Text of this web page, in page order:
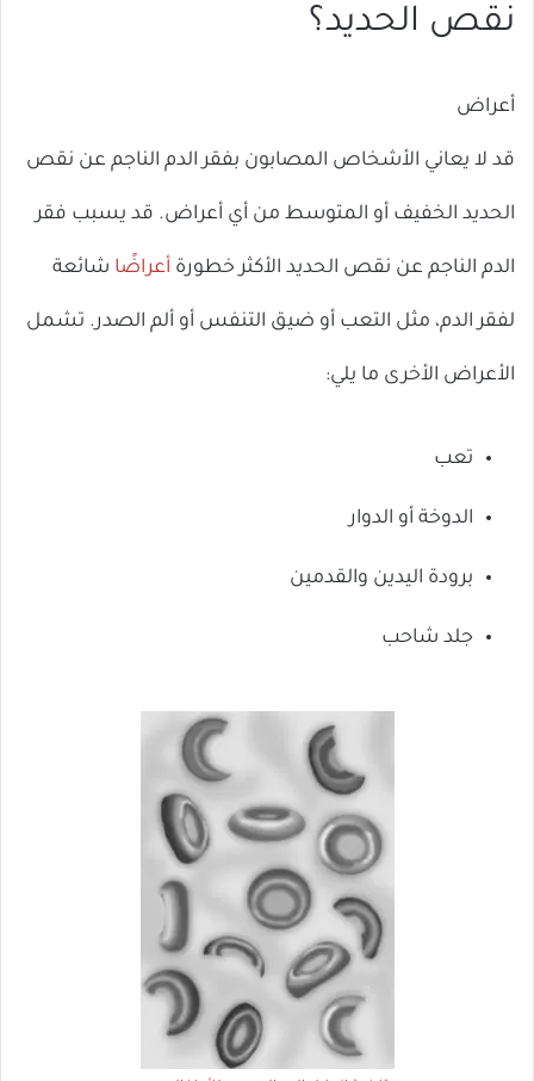
نقص الحديد؟
أعراض
قد لا يعاني الأشخاص المصابون بفقر الدم الناجم عن نقص
الحديد الخفيف أو المتوسط ​​من أي أعراض. قد يسبب فقر
الدم الناجم عن نقص الحديد الأكثر خطورة أعراضًا شائعة
لفقر الدم، مثل التعب أو ضيق التنفس أو ألم الصدر. تشمل
الأعراض الأخرى ما يلي:
تعب
الدوخة أو الدوار
برودة اليدين والقدمين
جلد شاحب